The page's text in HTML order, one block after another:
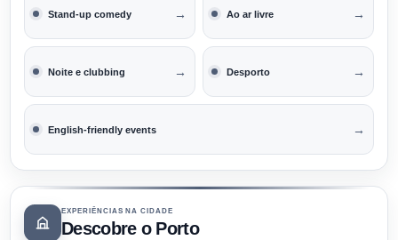
Stand-up comedy → Ao ar livre →
Noite e clubbing → Desporto →
English-friendly events →
EXPERIÊNCIAS NA CIDADE
Descobre o Porto